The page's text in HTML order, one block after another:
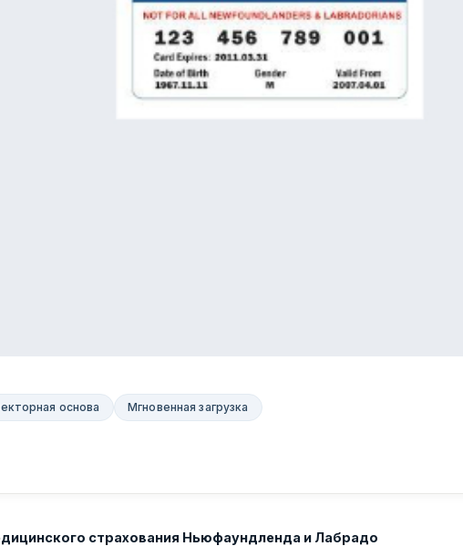
основа Мгновенная загрузка
страхования Ньюфаундленда и Лабрадо